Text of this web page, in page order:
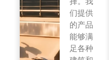
们提供
的产品
能够满
足各种